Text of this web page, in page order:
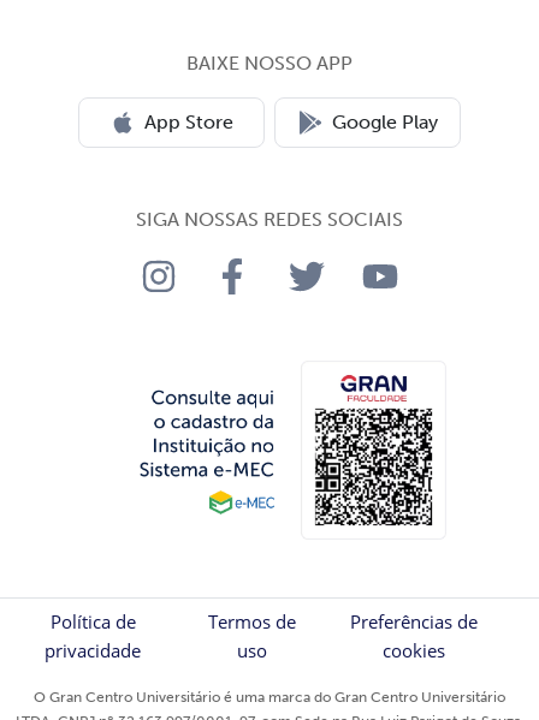
BAIXE NOSSO APP
App Store Google Play
SIGA NOSSAS REDES SOCIAIS
Política de
privacidade
Termos de
uso
Preferências de
cookies
O Gran Centro Universitário é uma marca do Gran Centro Universitário